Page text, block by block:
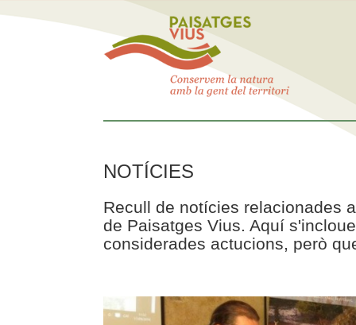
NOTÍCIES
Recull de notícies relacionades
de Paisatges Vius. Aquí
considerades actucions, però